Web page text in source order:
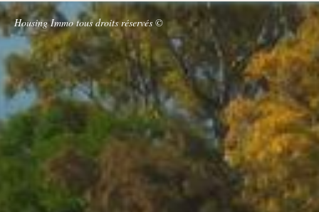
Housing Immo tous droits réservés ©